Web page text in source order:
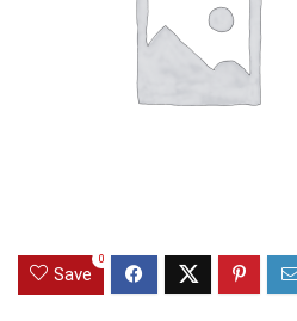
Save
0